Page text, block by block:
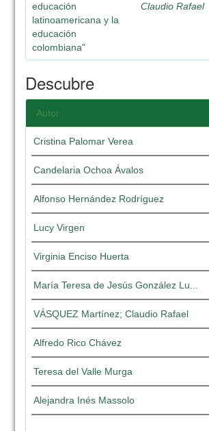
educación
latinoamericana y la
educación
colombiana"
Claudio Rafael
Descubre
Autor
Cristina Palomar Verea
Candelaria Ochoa Ávalos
Alfonso Hernández Rodríguez
Lucy Virgen
Virginia Enciso Huerta
María Teresa de Jesús González Lu...
VÁSQUEZ Martínez; Claudio Rafael
Alfredo Rico Chávez
Teresa del Valle Murga
Alejandra Inés Massolo